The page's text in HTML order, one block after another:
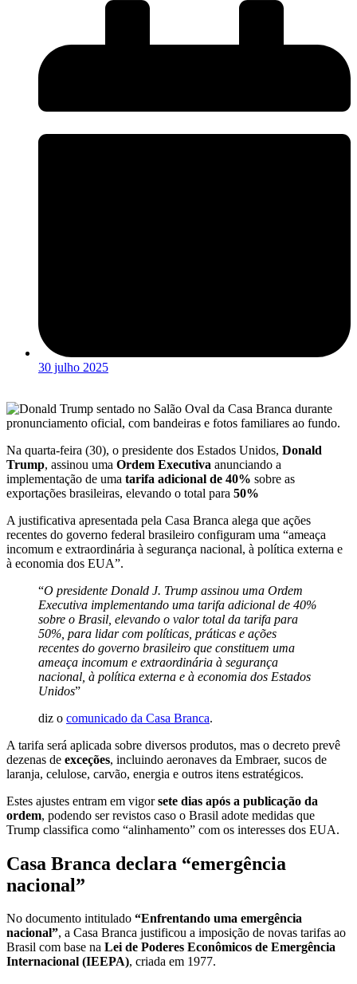
30 julho 2025
Na quarta-feira (30), o presidente dos Estados Unidos, Donald
Trump, assinou uma Ordem Executiva anunciando a
implementação de uma tarifa adicional de 40% sobre as
exportações brasileiras, elevando o total para 50%
A justificativa apresentada pela Casa Branca alega que ações
recentes do governo federal brasileiro configuram uma “ameaça
incomum e extraordinária à segurança nacional, à política externa e
à economia dos EUA”.
“O presidente Donald J. Trump assinou uma Ordem
Executiva implementando uma tarifa adicional de 40%
sobre o Brasil, elevando o valor total da tarifa para
50%, para lidar com políticas, práticas e ações
recentes do governo brasileiro que constituem uma
ameaça incomum e extraordinária à segurança
nacional, à política externa e à economia dos Estados
Unidos”
diz o comunicado da Casa Branca.
A tarifa será aplicada sobre diversos produtos, mas o decreto prevê
dezenas de exceções, incluindo aeronaves da Embraer, sucos de
laranja, celulose, carvão, energia e outros itens estratégicos.
Estes ajustes entram em vigorsete dias após a publicação da
ordem, podendo ser revistos caso o Brasil adote medidas que
Trump classifica como “alinhamento” com os interesses dos EUA.
Casa Branca declara “emergência
nacional”
No documento intitulado “Enfrentando uma emergência
nacional”, a Casa Branca justificou a imposição de novas tarifas ao
Brasil com base na Lei de Poderes Econômicos de Emergência
Internacional (IEEPA), criada em 1977.